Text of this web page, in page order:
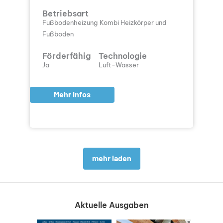
Betriebsart
Fußbodenheizung Kombi Heizkörper und
Fußboden
Förderfähig
Ja
Technologie
Luft-Wasser
Mehr Infos
mehr laden
Aktuelle Ausgaben